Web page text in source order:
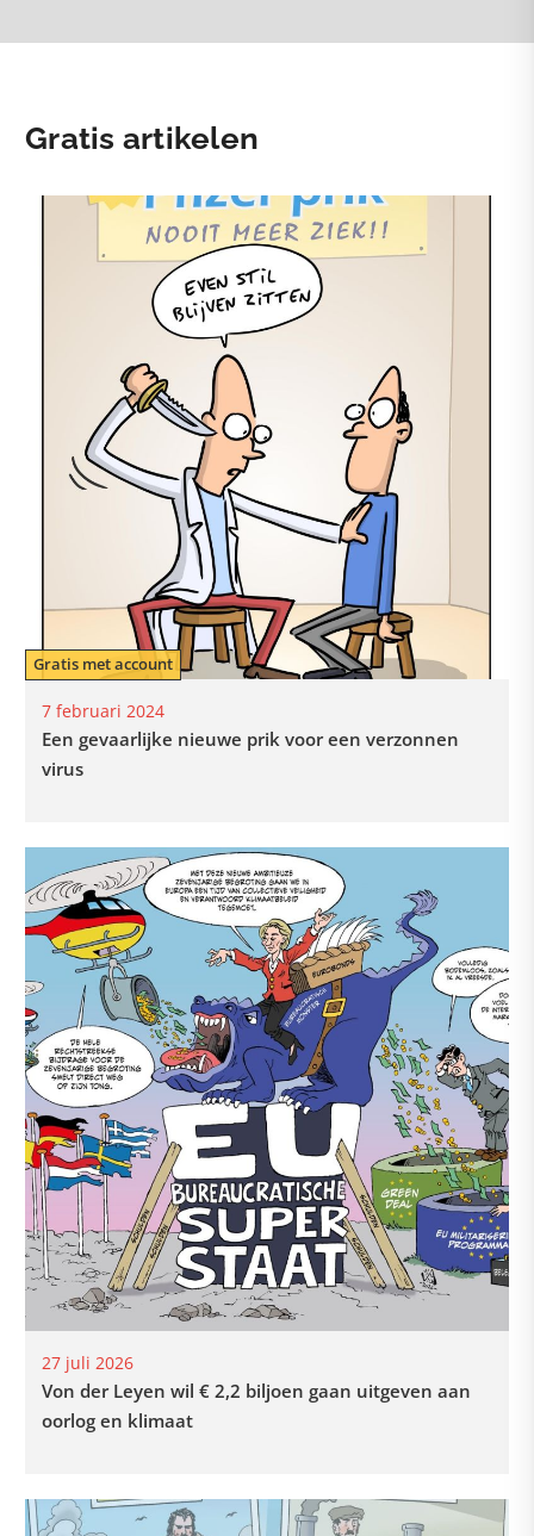
Gratis artikelen
7 februari 2024
Gratis met account
Een gevaarlijke nieuwe prik voor een verzonnen
virus
27 juli 2026
Von der Leyen wil € 2,2 biljoen gaan uitgeven aan
oorlog en klimaat